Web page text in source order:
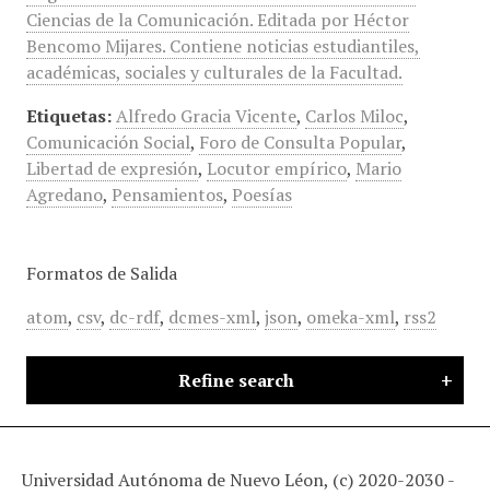
Ciencias de la Comunicación. Editada por Héctor
Bencomo Mijares. Contiene noticias estudiantiles,
académicas, sociales y culturales de la Facultad.
Etiquetas: Alfredo Gracia Vicente, Carlos Miloc,
Comunicación Social, Foro de Consulta Popular,
Libertad de expresión, Locutor empírico, Mario
Agredano, Pensamientos, Poesías
Formatos de Salida
atom, csv, dc-rdf, dcmes-xml, json, omeka-xml, rss2
Refine search
Universidad Autónoma de Nuevo Léon, (c) 2020-2030 -